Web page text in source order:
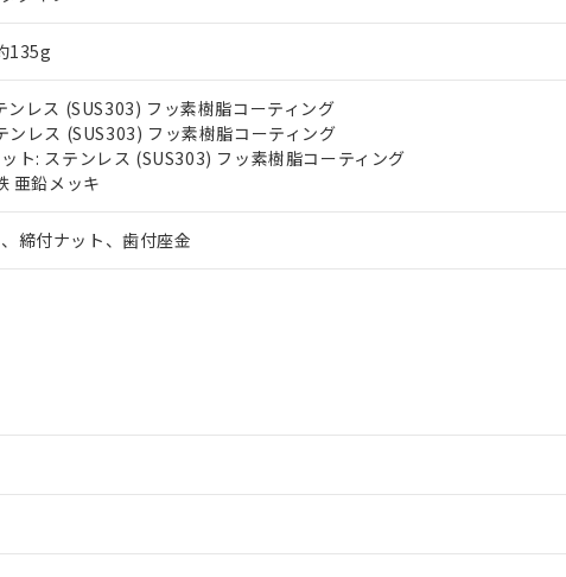
135g
ンレス (SUS303) フッ素樹脂コーティング
ンレス (SUS303) フッ素樹脂コーティング
ト: ステンレス (SUS303) フッ素樹脂コーティング
亜鉛メッキ
締付ナット、歯付座金